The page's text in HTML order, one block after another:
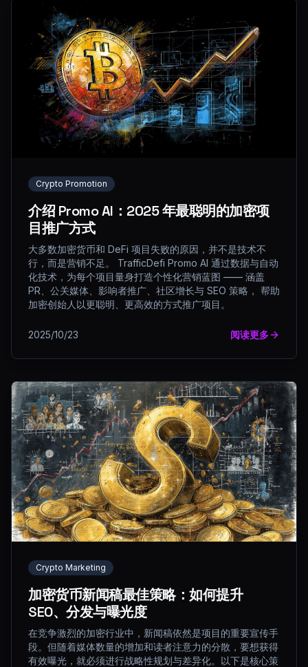
Crypto Promotion
介绍 Promo AI：2025 年最聪明的加密项
目推广方式
大多数加密货币和 DeFi 项目失败的原因，并不是技术不
行，而是营销不足。 TrafficDefi Promo AI 通过数据与自动
化技术，为每个项目量身打造个性化营销蓝图 —— 涵盖
PR、公关媒体、影响者推广、社区增长与 SEO 策略， 帮助
加密创始人以更聪明、更高效的方式推广项目。
2025/10/23 阅读更多
Crypto Marketing
加密货币新闻稿最佳策略：如何提升
SEO、分发与曝光度
在竞争激烈的加密行业中，新闻稿依然是项目的重要宣传手
段。但随着媒体数量的增加和读者注意力的分散，要想获得
有效曝光，就必须进行战略性规划与差异化。以下是核心策